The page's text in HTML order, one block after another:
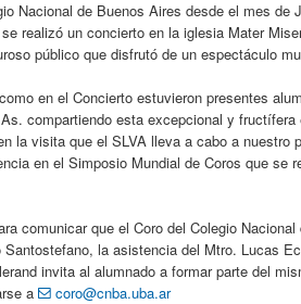
Nacional de Buenos Aires desde el mes de
realizó un concierto en la iglesia Mater
público que disfrutó de un espectáculo
en el Concierto estuvieron presentes
compartiendo esta excepcional y fructífera
la visita que el SLVA lleva a cabo a nuestro
en el Simposio Mundial de Coros que se
comunicar que el Coro del Colegio
la asistencia del Mtro. Lucas
invita al alumnado a formar parte del
a
coro@cnba.uba.ar